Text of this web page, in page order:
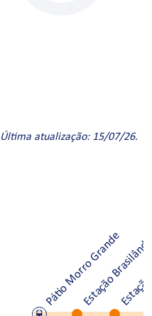
atualização: 15/07/26.
Pátio Morro Grande
Estação